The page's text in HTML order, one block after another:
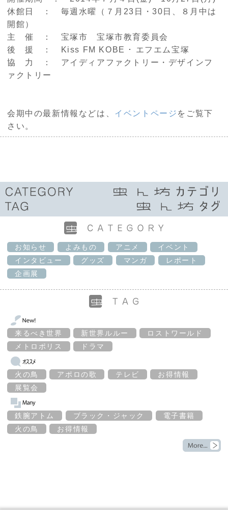
休館日 ： 毎週水曜（７月23日・30日、８月中は
開館）
主 催 ： 宝塚市 宝塚市教育委員会
後 援 ： Kiss FM KOBE ･ エフエム宝塚
協 力 ： アイディアファクトリー・デザインフ
ァクトリー
会期中の最新情報などは、 イベントページ をご覧下
さい。
お知らせ よみもの アニメ
イベント
インタビュー
グッズ マンガ
レポート
企画展
来るべき世界 新世界ルルー
ロストワールド
メトロポリス
ドラマ
火の鳥 アポロの歌 テレビ
お得情報
展覧会
鉄腕アトム ブラック・ジャック
電子書籍
火の鳥
お得情報